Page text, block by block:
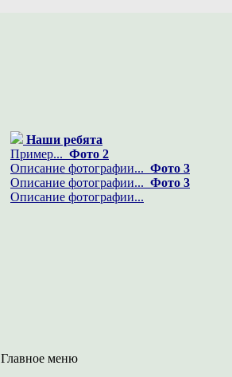
Наши ребята
Пример... Фото 2
Описание фотографии... Фото 3
Описание фотографии... Фото 3
Описание фотографии...
Главное меню